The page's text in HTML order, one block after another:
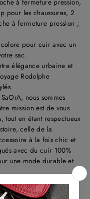
à fermeture pression,
pour les chaussures, 2
à fermeture pression ;
pour cuir avec un
sac.
élégance urbaine et
Rodolphe
SaOrA, nous sommes
mission est de vous
tout en étant respectueux
celle de la
à la fois chic et
avec du cuir 100%
une mode durable et
style témoigner de votre